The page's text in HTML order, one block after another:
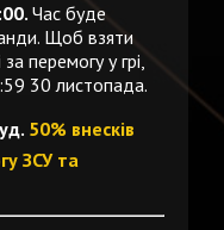
Час буде
Щоб взяти
перемогу у грі,
30 листопада.
50% внесків
ЗСУ та